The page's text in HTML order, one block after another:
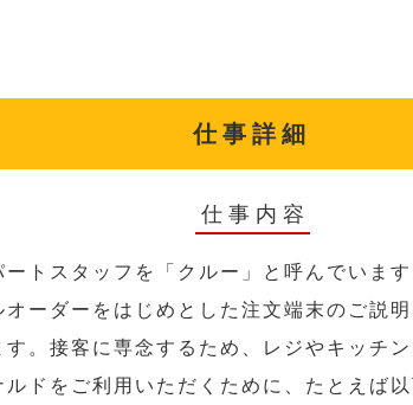
仕事詳細
仕事内容
トスタッフを「クルー」と呼んでいま
ーダーをはじめとした注文端末のご説
。接客に専念するため、レジやキッチ
ドをご利用いただくために、たとえば